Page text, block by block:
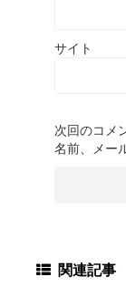
サイト
次回のコメ
名前、メー
関連記事